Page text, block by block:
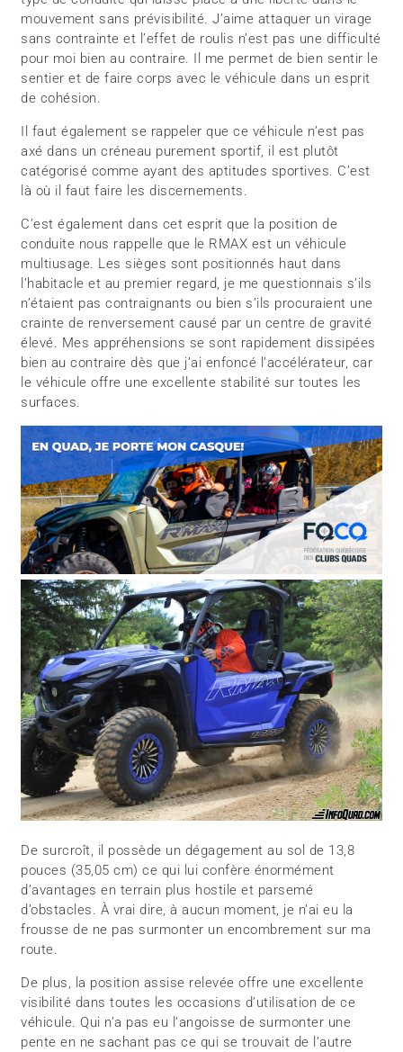
mouvement sans prévisibilité. J’aime attaquer un virage
sans contrainte et l’effet de roulis n’est pas une difficulté
pour moi bien au contraire. Il me permet de bien sentir le
sentier et de faire corps avec le véhicule dans un esprit
de cohésion.
Il faut également se rappeler que ce véhicule n’est pas
axé dans un créneau purement sportif, il est plutôt
catégorisé comme ayant des aptitudes sportives. C’est
là où il faut faire les discernements.
C’est également dans cet esprit que la position de
conduite nous rappelle que le RMAX est un véhicule
multiusage. Les sièges sont positionnés haut dans
l’habitacle et au premier regard, je me questionnais s’ils
n’étaient pas contraignants ou bien s’ils procuraient une
crainte de renversement causé par un centre de gravité
élevé. Mes appréhensions se sont rapidement dissipées
bien au contraire dès que j’ai enfoncé l’accélérateur, car
le véhicule offre une excellente stabilité sur toutes les
surfaces.
De surcroît, il possède un dégagement au sol de 13,8
pouces (35,05 cm) ce qui lui confère énormément
d’avantages en terrain plus hostile et parsemé
d’obstacles. À vrai dire, à aucun moment, je n’ai eu la
frousse de ne pas surmonter un encombrement sur ma
route.
De plus, la position assise relevée offre une excellente
visibilité dans toutes les occasions d’utilisation de ce
véhicule. Qui n’a pas eu l’angoisse de surmonter une
pente en ne sachant pas ce qui se trouvait de l’autre